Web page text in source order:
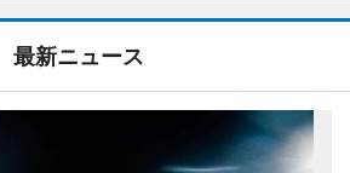
最新ニュース